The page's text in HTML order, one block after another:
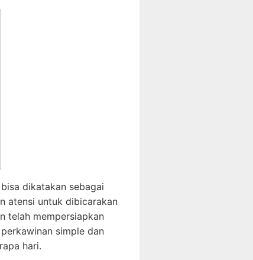
dikatakan sebagai
atensi untuk dibicarakan
telah mempersiapkan
simple dan
hari.